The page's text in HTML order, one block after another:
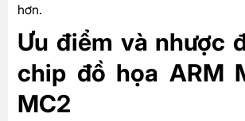
hơn.
Ưu điểm và nhược
chip đồ họa ARM
MC2